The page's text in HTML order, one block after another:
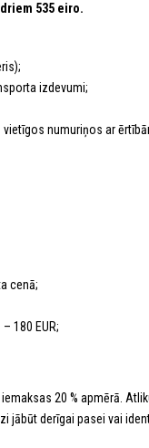
535 eiro.
izdevumi;
numuriņos ar
cenā;
180 EUR;
20 % apmērā.
jābūt derīgai pasei vai